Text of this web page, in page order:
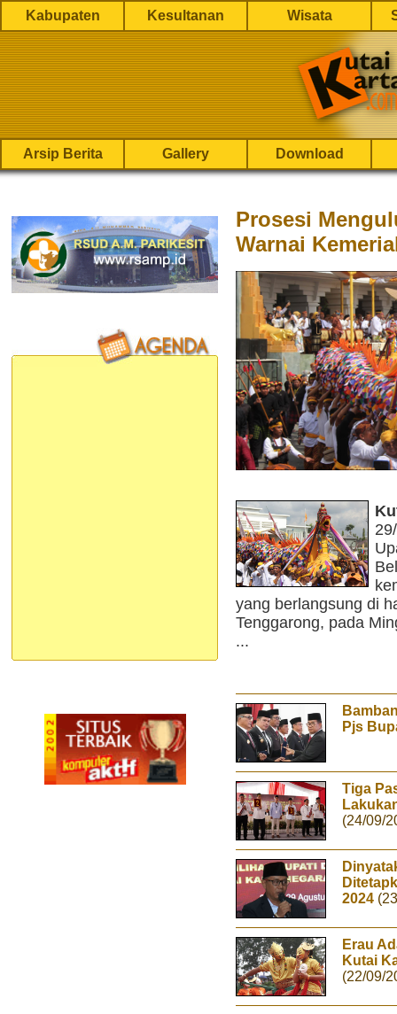
Kabupaten Kesultanan Wisata
Arsip Berita Gallery Download
Prosesi
Warnai
yang berlangsung di
Tenggarong, pada
...
Pjs
Tiga
(24/09/
2024
Erau
Kutai
(22/09/